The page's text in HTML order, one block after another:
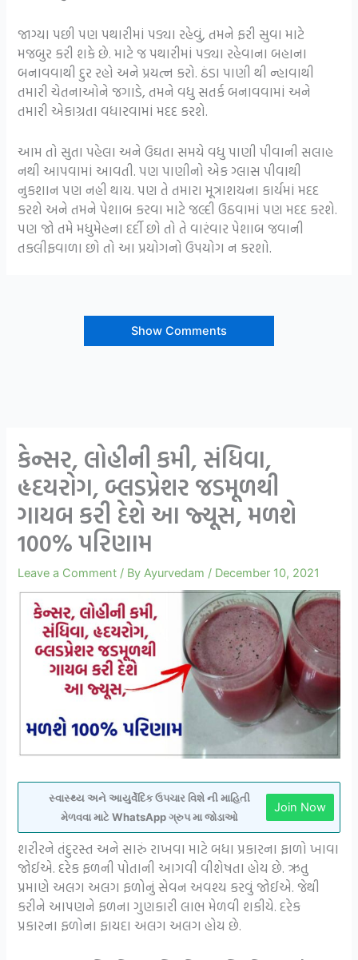
જાગ્યા પછી પણ પથારીમાં પડ્યા રહેવું, તમને ફરી સુવા માટે
મજબુર કરી શકે છે. માટે જ પથારીમાં પડ્યા રહેવાના બહાના
બનાવવાથી દુર રહો અને પ્રયત્ન કરો. ઠંડા પાણી થી ન્હાવાથી
તમારી ચેતનાઓને જગાડે, તમને વધુ સતર્ક બનાવવામાં અને
તમારી એકાગ્રતા વધારવામાં મદદ કરશે.
આમ તો સુતા પહેલા અને ઉઘતા સમયે વધુ પાણી પીવાની સલાહ
નથી આપવામાં આવતી. પણ પાણીનો એક ગ્લાસ પીવાથી
નુકશાન પણ નહી થાય. પણ તે તમારા મૂત્રાશયના કાર્યમાં મદદ
કરશે અને તમને પેશાબ કરવા માટે જલ્દી ઉઠવામાં પણ મદદ કરશે.
પણ જો તમે મધુમેહના દર્દી છો તો તે વારંવાર પેશાબ જવાની
તકલીફવાળા છો તો આ પ્રયોગનો ઉપયોગ ન કરશો.
Show Comments
કેન્સર, લોહીની કમી, સંધિવા,
હૃદયરોગ, બ્લડપ્રેશર જડમૂળથી
ગાયબ કરી દેશે આ જ્યૂસ, મળશે
100% પરિણામ
Leave a Comment / ByAyurvedam / December 10, 2021
સ્વાસ્થ્ય અને આયુર્વેદિક ઉપચાર વિશે ની માહિતી
મેળવવા માટે WhatsApp ગ્રુપ મા જોડાઓ
Join Now
શરીરને તંદુરસ્ત અને સારું રાખવા માટે બધા પ્રકારના ફાળો ખાવા
જોઈએ. દરેક ફળની પોતાની આગવી વીશેષતા હોય છે. ઋતુ
પ્રમાણે અલગ અલગ ફળોનું સેવન અવશ્ય કરવું જોઈએ. જેથી
કરીને આપણને ફળના ગુણકારી લાભ મેળવી શકીયે. દરેક
પ્રકારના ફળોના ફાયદા અલગ અલગ હોય છે.